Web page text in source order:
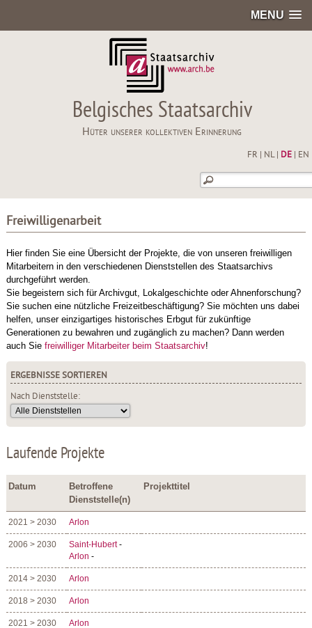
MENU
Belgisches Staatsarchiv
Hüter unserer kollektiven Erinnerung
FR NL| DE| EN
Freiwilligenarbeit
Hier finden Sie eine Übersicht der Projekte, die von unseren freiwilligen
Mitarbeitern in den verschiedenen Dienststellen des Staatsarchivs
durchgeführt werden.
Sie begeistern sich für Archivgut, Lokalgeschichte oder Ahnenforschung?
Sie suchen eine nützliche Freizeitbeschäftigung? Sie möchten uns dabei
helfen, unser einzigartiges historisches Erbgut für zukünftige
Generationen zu bewahren und zugänglich zu machen? Dann werden
auch Sie freiwilliger Mitarbeiter beim Staatsarchiv!
ERGEBNISSE SORTIEREN
Nach Dienststelle:
Laufende Projekte
Datum
Betroffene
Dienststelle(n)
Projekttitel
2021 > 2030 Arlon
2006 > 2030 Saint-Hubert-
Arlon -
2014 > 2030 Arlon
2018 > 2030 Arlon
2021 > 2030 Arlon